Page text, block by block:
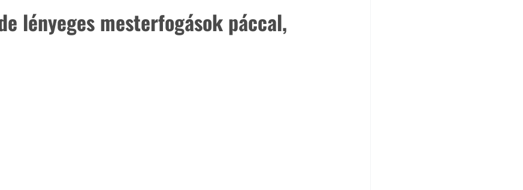
lényeges mesterfogások páccal,